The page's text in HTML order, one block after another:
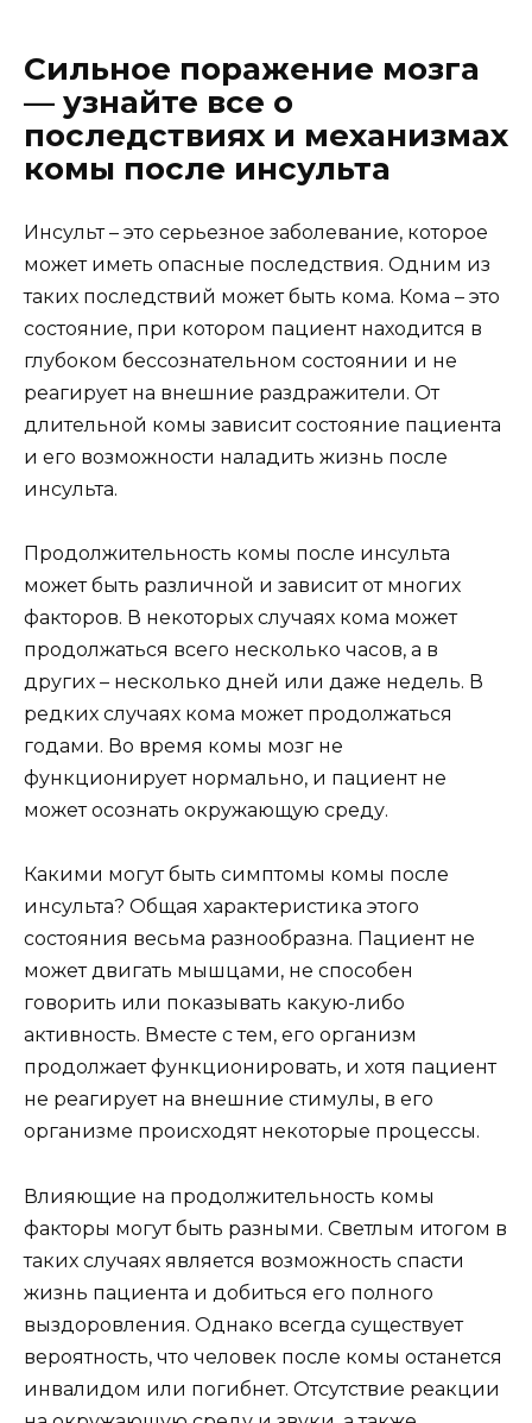
Сильное поражение мозга
— узнайте все о
последствиях и механизмах
комы после инсульта
Инсульт – это серьезное заболевание, которое
может иметь опасные последствия. Одним из
таких последствий может быть кома. Кома – это
состояние, при котором пациент находится в
глубоком бессознательном состоянии и не
реагирует на внешние раздражители. От
длительной комы зависит состояние пациента
и его возможности наладить жизнь после
инсульта.
Продолжительность комы после инсульта
может быть различной и зависит от многих
факторов. В некоторых случаях кома может
продолжаться всего несколько часов, а в
других – несколько дней или даже недель. В
редких случаях кома может продолжаться
годами. Во время комы мозг не
функционирует нормально, и пациент не
может осознать окружающую среду.
Какими могут быть симптомы комы после
инсульта? Общая характеристика этого
состояния весьма разнообразна. Пациент не
может двигать мышцами, не способен
говорить или показывать какую-либо
активность. Вместе с тем, его организм
продолжает функционировать, и хотя пациент
не реагирует на внешние стимулы, в его
организме происходят некоторые процессы.
Влияющие на продолжительность комы
факторы могут быть разными. Светлым итогом в
таких случаях является возможность спасти
жизнь пациента и добиться его полного
выздоровления. Однако всегда существует
вероятность, что человек после комы останется
инвалидом или погибнет. Отсутствие реакции